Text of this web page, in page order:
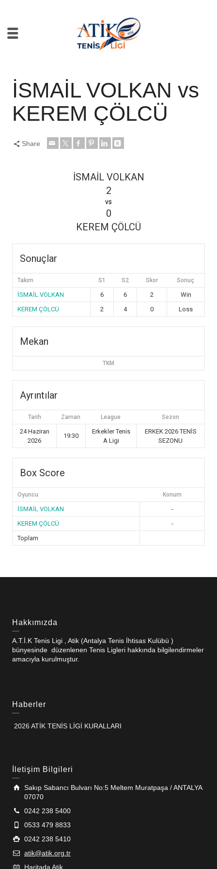
İSMAİL VOLKAN vs
KEREM ÇÖLCÜ
Share
İSMAİL VOLKAN
2
vs
0
KEREM ÇÖLCÜ
Sonuçlar
Takım S1 S2 Skor Sonuç
İSMAİL VOLKAN 6 6 2
Win
KEREM ÇÖLCÜ
2 4 0 Loss
Mekan
TKM
Ayrıntılar
Tarih Zaman League Sezon
24 Haziran
2026
19:30
Erkekler Tenis
A Ligi
ERKEK 2026 TENİS
SEZONU
Box Score
Oyuncu Konum
İSMAİL VOLKAN
-
KEREM ÇÖLCÜ
-
Toplam
Hakkımızda
A.T.İ.K Tenis Ligi , Atik (Antalya Tenis İhtisas Kulübü )
bünyesinde düzenlenen Tenis Ligleri hakkında bilgilendirmeler
amacıyla kurulmuştur.
Haberler
2026 ATİK TENİS LİGİ KURALLARI
İletişim Bilgileri
Sakıp Sabancı Bulvarı No:5 Meltem Muratpaşa / ANTALYA
07070
0242 238 5400
0533 479 8833
0242 238 5410
atik@atik.org.tr
Haritada Atik